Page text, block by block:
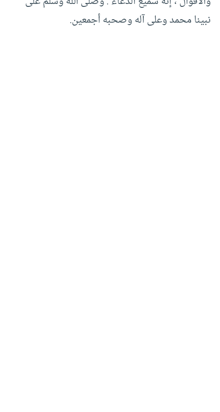
نبينا محمد وعلى آله وصحبه أجمعين.